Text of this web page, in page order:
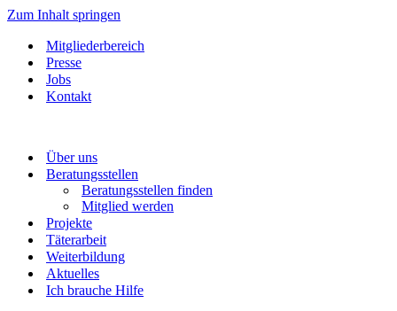
Zum Inhalt springen
Mitgliederbereich
Presse
Jobs
Kontakt
Über uns
Beratungsstellen
Beratungsstellen finden
Mitglied werden
Projekte
Täterarbeit
Weiterbildung
Aktuelles
Ich brauche Hilfe